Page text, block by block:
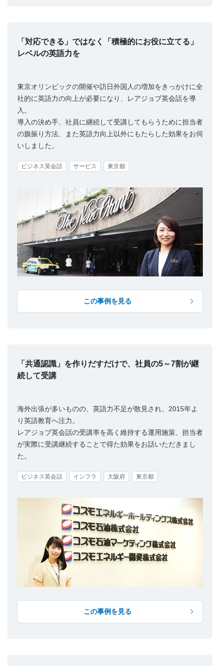
「対応できる」ではなく「積極的にお役に立てる」
レベルの英語力を
東京オリンピックの開催や訪日外国人の増加をきっかけに全
社的に英語力の向上が必要になり、レアジョブ英会話を導
入。
導入の決め手、社員に継続して受講してもらうために担当者
の旗振り方法、また英語力向上以外にもたらした効果をお伺
いしました。
ビジネス英会話 サービス 東京都
この事例を見る
「共通認識」を作りだすだけで、社員の5～7割が継
続して受講
海外出張が多いものの、英語力不足が散見され、2015年よ
り英語教育へ注力。
レアジョブ英会話の受講率を高く維持する運用施策、担当者
が実際に受講継続することで得た効果をお話いただきまし
た。
ビジネス英会話 インフラ 大阪府 東京都
この事例を見る